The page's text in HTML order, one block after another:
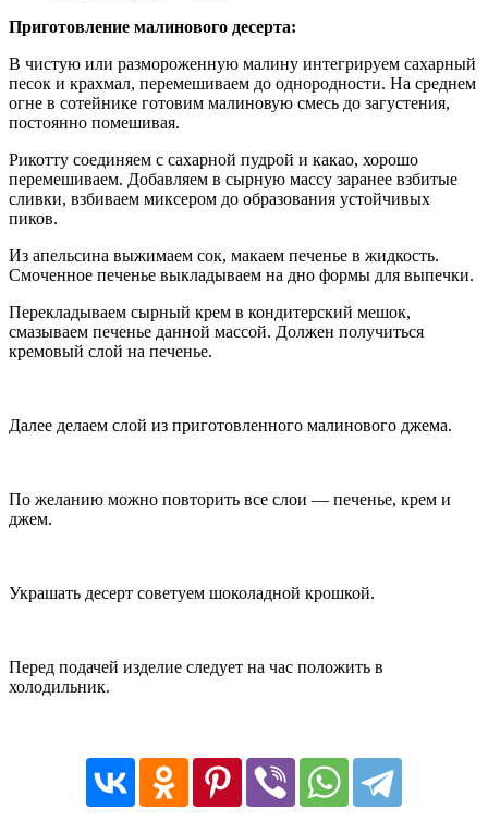
Приготовление малинового десерта:
В чистую или размороженную малину интегрируем сахарный
песок и крахмал, перемешиваем до однородности. На среднем
огне в сотейнике готовим малиновую смесь до загустения,
постоянно помешивая.
Рикотту соединяем с сахарной пудрой и какао, хорошо
перемешиваем. Добавляем в сырную массу заранее взбитые
сливки, взбиваем миксером до образования устойчивых
пиков.
Из апельсина выжимаем сок, макаем печенье в жидкость.
Смоченное печенье выкладываем на дно формы для выпечки.
Перекладываем сырный крем в кондитерский мешок,
смазываем печенье данной массой. Должен получиться
кремовый слой на печенье.
Далее делаем слой из приготовленного малинового джема.
По желанию можно повторить все слои — печенье, крем и
джем.
Украшать десерт советуем шоколадной крошкой.
Перед подачей изделие следует на час положить в
холодильник.